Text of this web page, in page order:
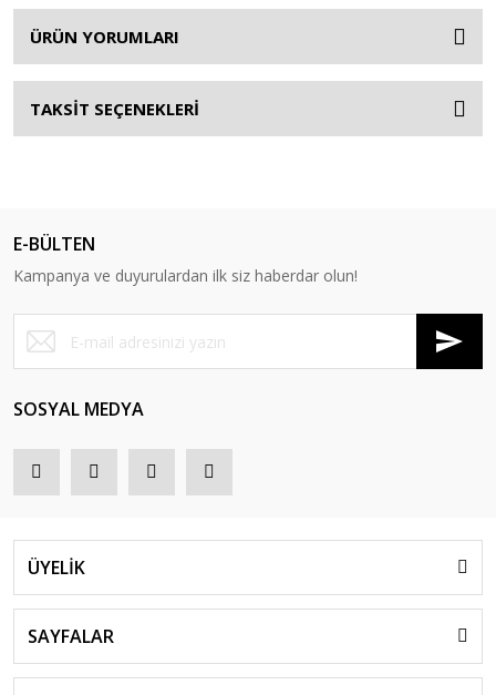
ÜRÜN YORUMLARI
TAKSİT SEÇENEKLERİ
E-BÜLTEN
Kampanya ve duyurulardan ilk siz haberdar olun!
SOSYAL MEDYA
ÜYELİK
SAYFALAR